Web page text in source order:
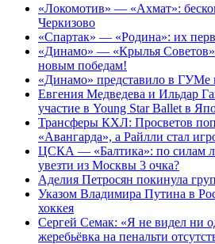
«Локомотив» — «Ахмат»:
Черкизово
«Спартак» — «Родина»: их
«Динамо» — «Крылья
новым победам!
«Динамо» представило в ГУМе
Евгения Медведева и Ильдар
участие в Young Star Ballet в
Трансферы КХЛ: Просветов
«Авангарда», а Райлли стал
ЦСКА — «Балтика»: по силам
увезти из Москвы 3 очка?
Аделия Петросян покинула
Указом Владимира Путина в
хоккея
Сергей Семак: «Я не видел ни
жеребьёвка на пенальти